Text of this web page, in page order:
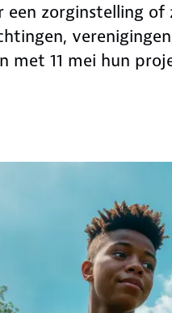
zorginstelling of
met 11 mei hun